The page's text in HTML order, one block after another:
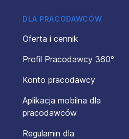
DLA PRACODAWCÓW
Oferta i cennik
Profil Pracodawcy 360°
Konto pracodawcy
Aplikacja mobilna dla
pracodawców
Regulamin dla